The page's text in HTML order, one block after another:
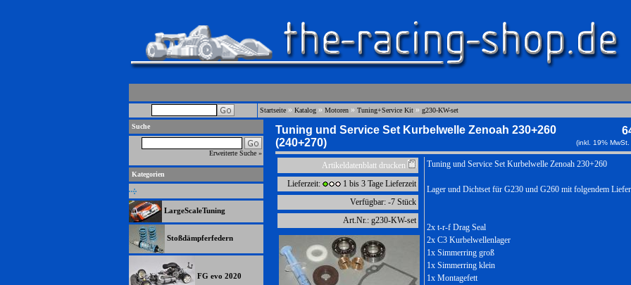
Startseite » Katalog » Motoren » Tuning+Service Kit » g230-KW-set
Suche
Erweiterte Suche »
Kategorien
LargeScaleTuning
Stoßdämpferfedern
FG evo 2020
Tuning und Service Set Kurbelwelle Zenoah 230+260
(240+270)
(inkl. 19%
Artikeldatenblatt drucken
Lieferzeit:
1 bis 3 Tage Lieferzeit
Verfügbar: -7 Stück
Art.Nr.: g230-KW-set
Tuning und Service Set Kurbelwelle Zenoah 230+260
Lager und Dichtset für G230 und G260 mit folgendem
2x t-r-f Drag Seal
2x C3 Kurbelwellenlager
1x Simmerring groß
1x Simmerring klein
1x Montagefett